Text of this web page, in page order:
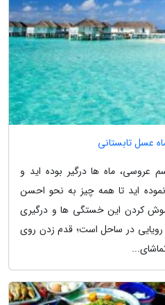
عروسی، ماه ها درگیر بوده اید و
اید تا همه چیز به نحو احسن
کردن این خستگی ها و درگیری
رویایی در ساحل است؛ قدم زدن روی